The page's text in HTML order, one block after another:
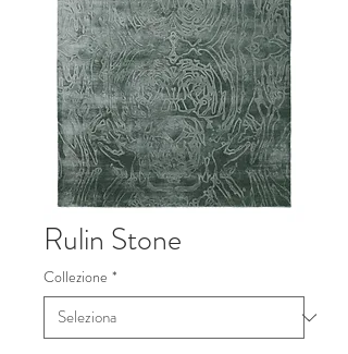
Rulin Stone
Collezione *